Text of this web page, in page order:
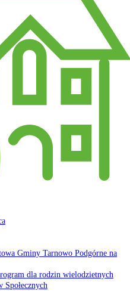
Gminy Tarnowo Podgórne na
dla rodzin wielodzietnych
Społecznych